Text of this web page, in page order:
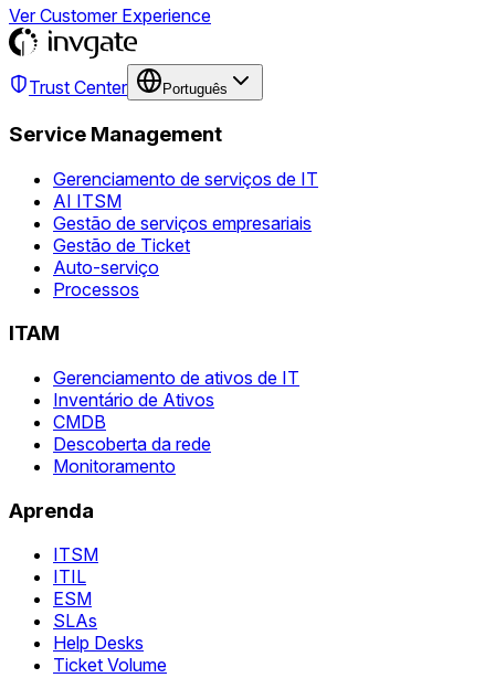
Ver Customer Experience
Trust Center Português
Service Management
Gerenciamento de serviços de IT
AI ITSM
Gestão de serviços empresariais
Gestão de Ticket
Auto-serviço
Processos
ITAM
Gerenciamento de ativos de IT
Inventário de Ativos
CMDB
Descoberta da rede
Monitoramento
Aprenda
ITSM
ITIL
ESM
SLAs
Help Desks
Ticket Volume